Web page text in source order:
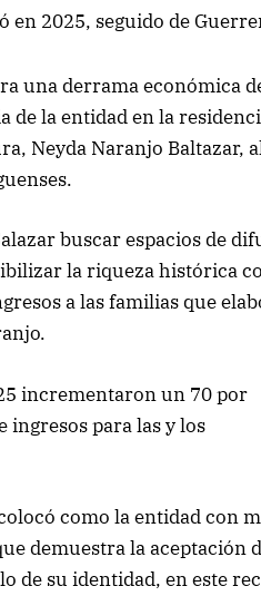
en 2025, seguido de
una derrama económica
de la entidad en la
Neyda Naranjo Baltazar,
buscar espacios de
la riqueza histórica
a las familias que
incrementaron un 70 por
ingresos para las y los
como la entidad con
demuestra la aceptación
de su identidad, en este